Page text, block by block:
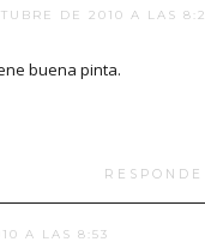
DE 2010 A LAS
buena pinta.
A LAS 8:53